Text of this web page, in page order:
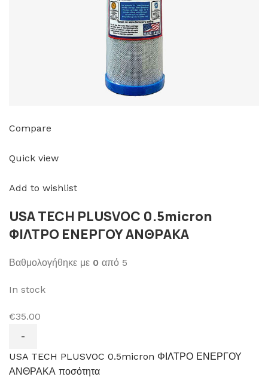
Compare
Quick view
Add to wishlist
USA TECH PLUSVOC 0.5micron
ΦΙΛΤΡΟ ΕΝΕΡΓΟΥ ΑΝΘΡΑΚΑ
Βαθμολογήθηκε με 0 από 5
In stock
€35.00
USA TECH PLUSVOC 0.5micron ΦΙΛΤΡΟ ΕΝΕΡΓΟΥ
ΑΝΘΡΑΚΑ ποσότητα